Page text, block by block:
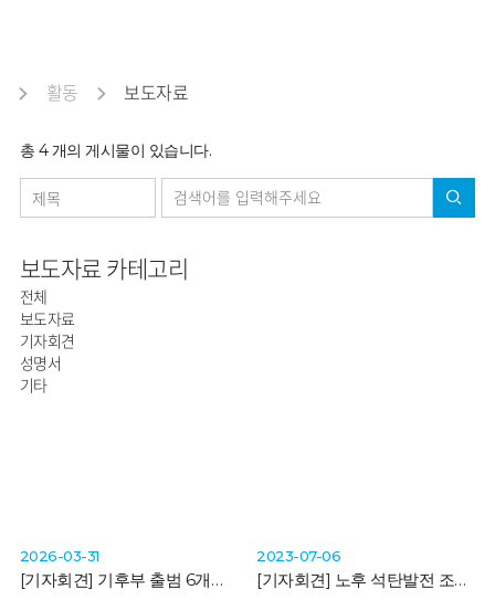
활동 보도자료
총 4개의 게시물이 있습니다.
보도자료 카테고리
전체
보도자료
기자회견
성명서
기타
2026-03-31
[기자회견] 기후부 출범 6개월, 시민사회 “화력발전 우대하는 계통 운영부터 바꿔야”
2023-07-06
[기자회견] 노후 석탄발전 조기폐쇄와 정의로운 전환 바람타고 보령에 자전거 달리다